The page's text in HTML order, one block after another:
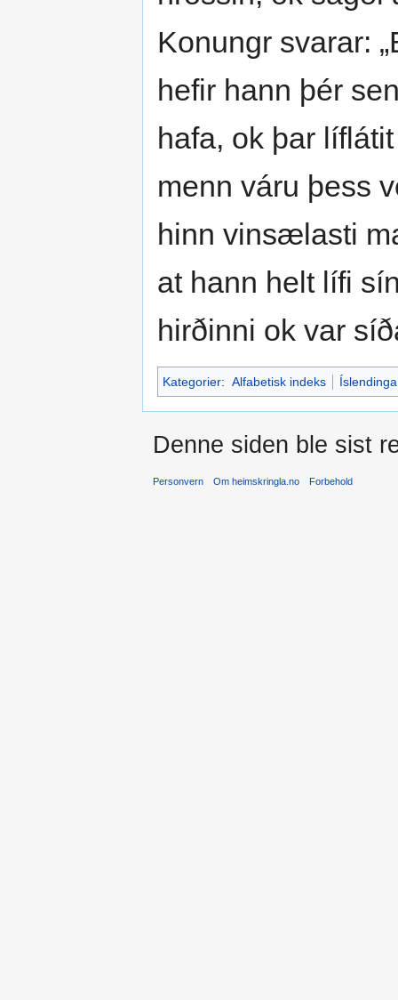
Konungr svarar:
hefir hann þér
hafa, ok þar
menn váru þess
hinn vinsælasti
at hann helt lífi
hirðinni ok var
Kategorier: Alfabetisk indeks
Denne siden ble sist
Personvern Om heimskringla.no Forbehold